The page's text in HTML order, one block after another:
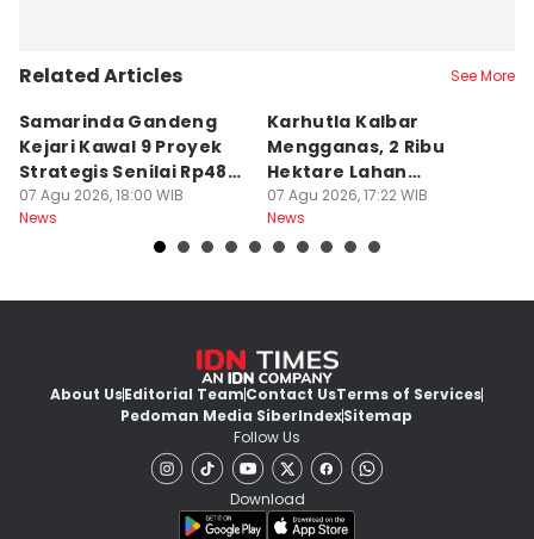
Related Articles See More
Samarinda Gandeng
Kejari Kawal 9 Proyek
Strategis Senilai Rp48
Miliar
07 Agu 2026, 18:00 WIB
News
Karhutla Kalbar
Mengganas, 2 Ribu
Hektare Lahan
Terbakar saat Kemarau
07 Agu 2026, 17:22 WIB
News
About UsEditorial TeamContact UsTerms of Services
Pedoman Media SiberIndexSitemap
Follow Us
Download